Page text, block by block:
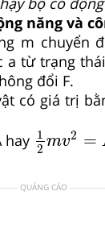
năng và
m chuyển
a từ trạng
đổi F.
có giá trị
hay 1
2 mv2 =
1 mv
QUẢNG CÁO